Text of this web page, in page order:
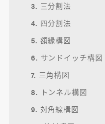
3. 三分割法
4. 四分割法
5. 額縁構図
6. サンドイッチ構図
7. 三角構図
8. トンネル構図
9. 対角線構図